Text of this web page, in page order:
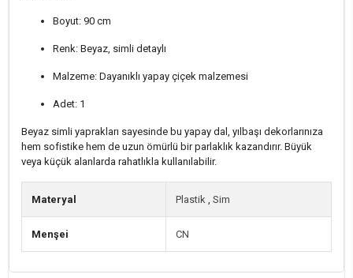
Boyut: 90 cm
Renk: Beyaz, simli detaylı
Malzeme: Dayanıklı yapay çiçek malzemesi
Adet: 1
Beyaz simli yaprakları sayesinde bu yapay dal, yılbaşı dekorlarınıza
hem sofistike hem de uzun ömürlü bir parlaklık kazandırır. Büyük
veya küçük alanlarda rahatlıkla kullanılabilir.
Materyal Plastik , Sim
Menşei CN